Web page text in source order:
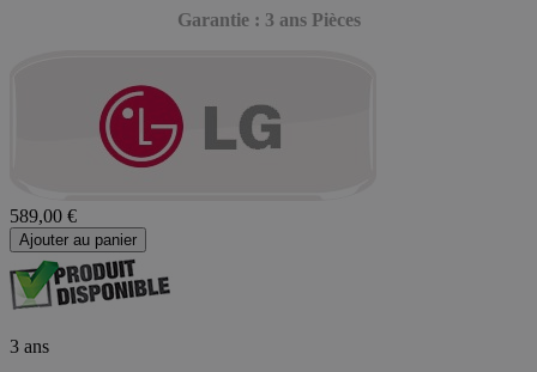
Garantie : 3 ans Pièces
589,00 €
Ajouter au panier
3 ans